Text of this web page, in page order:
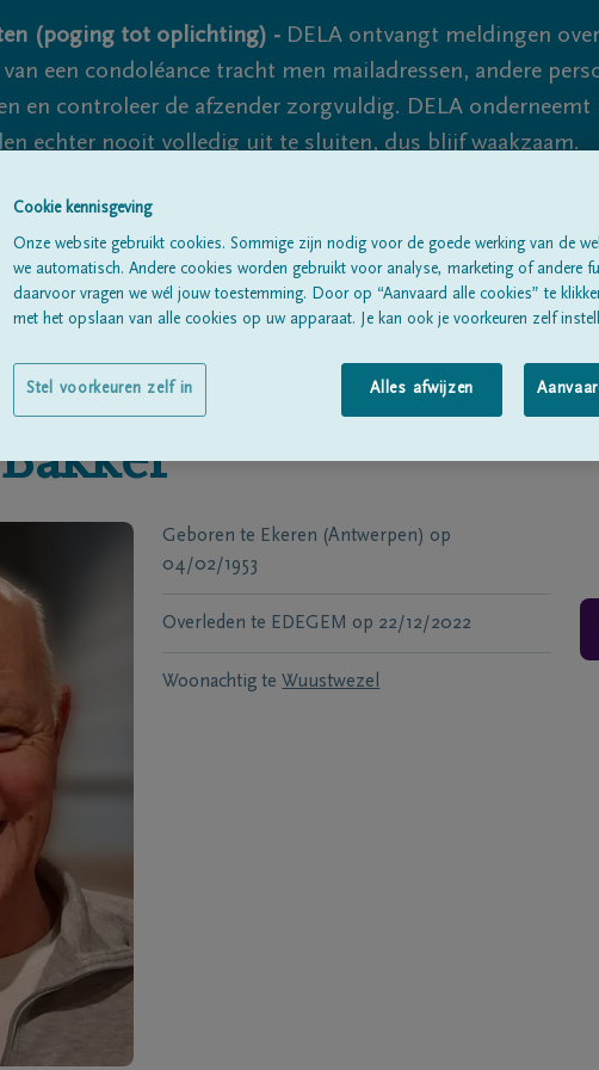
(poging tot oplichting) - DELA ontvangt meldingen
een condoléance tracht men mailadressen, andere
en controleer de afzender zorgvuldig. DELA
echter nooit volledig uit te sluiten, dus blijf waakzaam.
Alle rouwberichtenOver
Geboren te Ekeren (Antwerpen) op
04/02/1953
Overleden te EDEGEM op 22/12/2022
Woonachtig te Wuustwezel
Cookie kennisgeving
Onze website gebruikt cookies. Sommige zijn nodig voor de goede werking van de
we automatisch. Andere cookies worden gebruikt voor analyse, marketing of andere
daarvoor vragen we wél jouw toestemming. Door op “Aanvaard alle cookies” te
met het opslaan van alle cookies op uw apparaat. Je kan ook je voorkeuren zelf
Alles afwijzen
Stel voorkeuren zelf in